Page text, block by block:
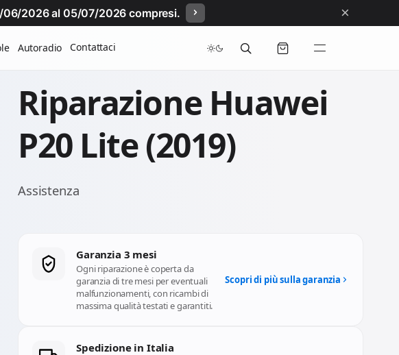
06/2026 al 05/07/2026 compresi. ×
Autoradio Contattaci
Riparazione Huawei
P20 Lite (2019)
Assistenza
Garanzia 3 mesi
Ogni riparazione è coperta da
garanzia di tre mesi per eventuali
malfunzionamenti, con ricambi di
massima qualità testati e garantiti.
Scopri di più sulla garanzia
Spedizione in Italia